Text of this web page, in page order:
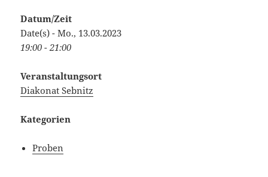
Datum/Zeit
Date(s) - Mo., 13.03.2023
19:00 - 21:00
Veranstaltungsort
Diakonat Sebnitz
Kategorien
Proben